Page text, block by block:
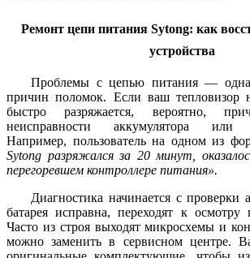
Ремонт цепи питания Sytong: как
устройства
Проблемы с цепью питания —
причин поломок. Если ваш тепловизор
быстро разряжается, вероятно,
неисправности аккумулятора или
Например, пользователь на одном из
Sytong разряжался за 20 минут,
перегоревшем контроллере питания».
Диагностика начинается с проверки
батарея исправна, переходят к осмотру
Часто из строя выходят микросхемы и
можно заменить в сервисном центре.